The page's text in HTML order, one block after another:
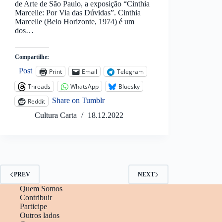
de Arte de São Paulo, a exposição “Cinthia
Marcelle: Por Via das Dúvidas”. Cinthia
Marcelle (Belo Horizonte, 1974) é um
dos…
Compartilhe:
Post Print Email
Telegram
Threads
WhatsApp
Bluesky
Reddit
Share on Tumblr
Cultura Carta
18.12.2022
PREV NEXT
Quem Somos
Contribuir
Participe
Outros lados